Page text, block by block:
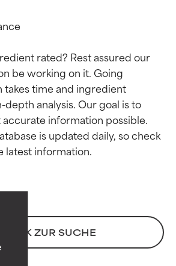
rated? Rest assured our
be working on it. Going
time and ingredient
analysis. Our goal is to
information possible.
is updated daily, so check
ZUR SUCHE
der
und durch
Studien belegt.
Wirkstoff für
Hauttypen und -
der
und durch
Studien belegt.
Wirkstoff für
Hauttypen und -